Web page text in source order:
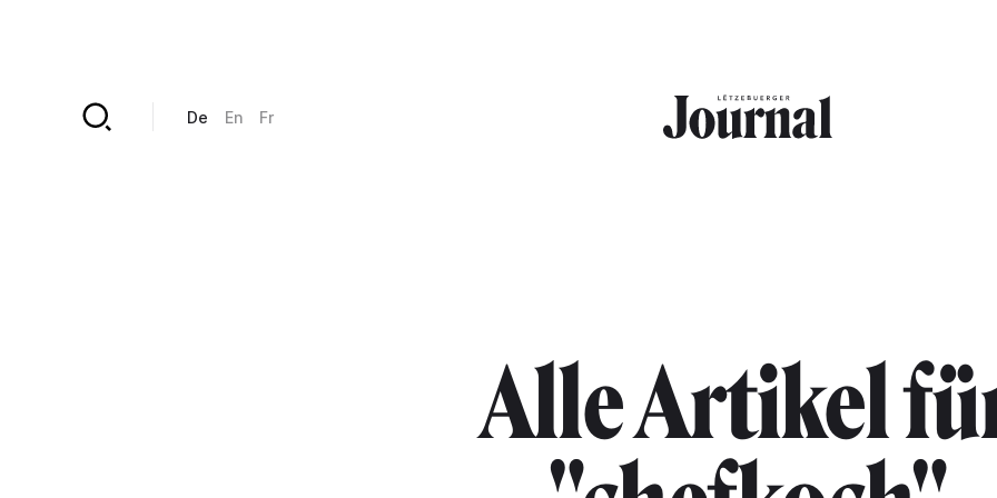
De En Fr
Alle Artikel